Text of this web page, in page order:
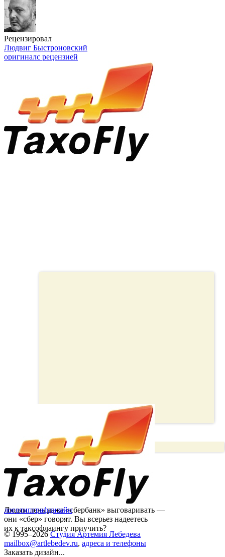
Рецензировал
Людвиг Быстроновский
оригиналс рецензией
Людям лень даже «сбербанк» выговаривать —
они «сбер» говорят. Вы всерьез надеетесь
их к таксофлаингу приучить?
логотипграфдизайн
© 1995–2026 Студия Артемия Лебедева
mailbox@artlebedev.ru, адреса и телефоны
Заказать дизайн...